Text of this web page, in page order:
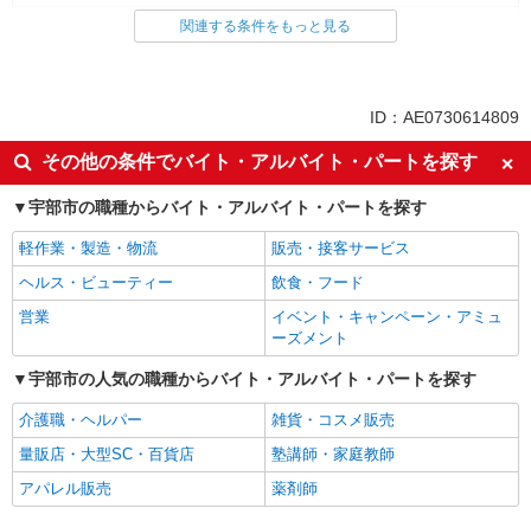
ボーナス・賞与あり
車通勤OK
交通費支給
社会保険あり
産休・育休取得実績あり
関連する条件をもっと見る
ID：AE0730614809
その他の条件でバイト・アルバイト・パートを探す
宇部市の職種からバイト・アルバイト・パートを探す
軽作業・製造・物流
販売・接客サービス
ヘルス・ビューティー
飲食・フード
営業
イベント・キャンペーン・アミュ
ーズメント
宇部市の人気の職種からバイト・アルバイト・パートを探す
介護職・ヘルパー
雑貨・コスメ販売
量販店・大型SC・百貨店
塾講師・家庭教師
アパレル販売
薬剤師